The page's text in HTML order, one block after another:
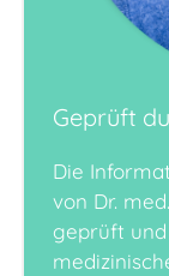
Geprüft
Die
von Dr.
geprüft